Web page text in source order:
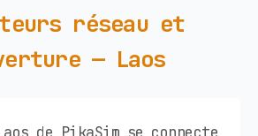
réseau et
— Laos